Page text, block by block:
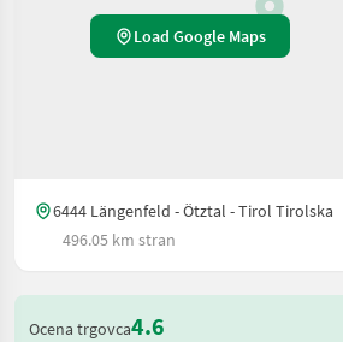
Load Google Maps
6444 Längenfeld - Ötztal - Tirol Tirolska
496.05 km stran
Ocena trgovca4.6